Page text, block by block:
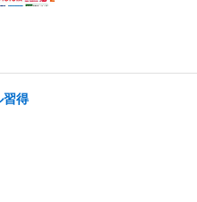
習得